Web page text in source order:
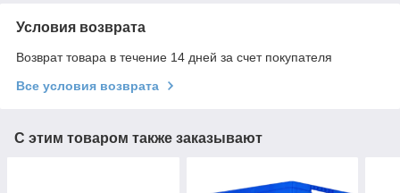
Условия возврата
Возврат товара в течение 14 дней за счет покупателя
Все условия возврата
С этим товаром также заказывают